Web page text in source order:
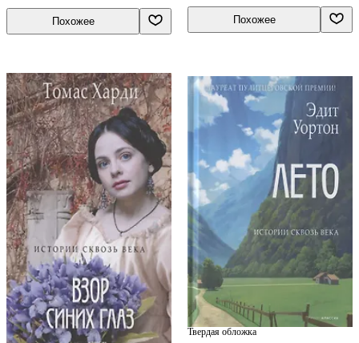
Похожее Похожее
Твердая обложка